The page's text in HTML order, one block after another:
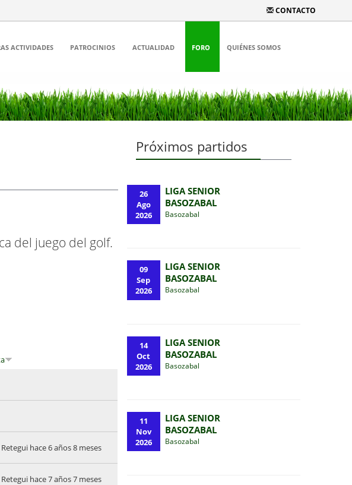
CONTACTO
ACTIVIDADES PATROCINIOS ACTUALIDAD FORO QUIÉNES SOMOS
del juego del golf.
hace 6 años 8 meses
hace 7 años 7 meses
Próximos partidos
26
Ago
2026
LIGA SENIOR
BASOZABAL
Basozabal
09
Sep
2026
LIGA SENIOR
BASOZABAL
Basozabal
14
Oct
2026
LIGA SENIOR
BASOZABAL
Basozabal
11
Nov
2026
LIGA SENIOR
BASOZABAL
Basozabal